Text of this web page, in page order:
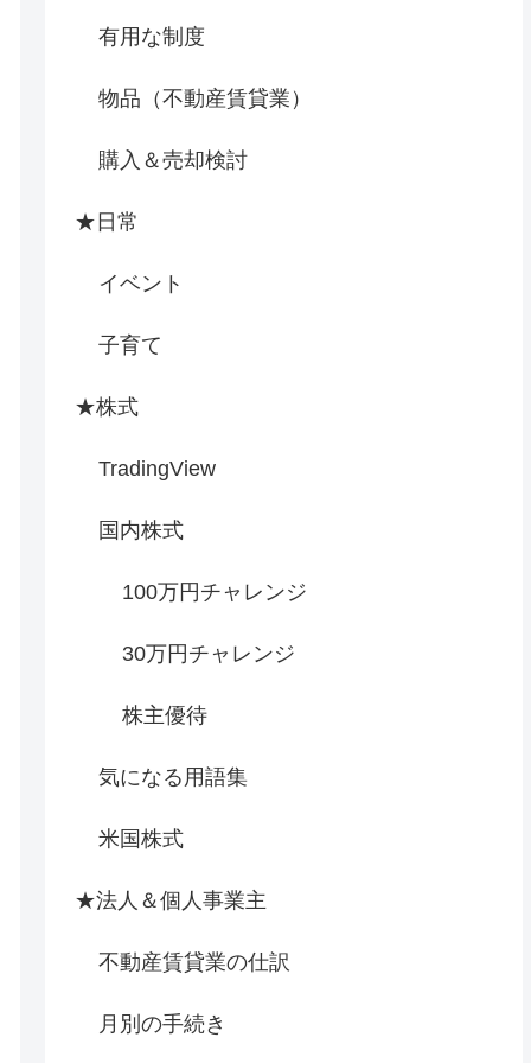
有用な制度
物品（不動産賃貸業）
購入＆売却検討
★日常
イベント
子育て
★株式
TradingView
国内株式
100万円チャレンジ
30万円チャレンジ
株主優待
気になる用語集
米国株式
★法人＆個人事業主
不動産賃貸業の仕訳
月別の手続き